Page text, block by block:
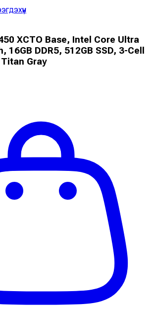
XCTO Base, Intel Core Ultra
16GB DDR5, 512GB SSD, 3-Cell
Gray